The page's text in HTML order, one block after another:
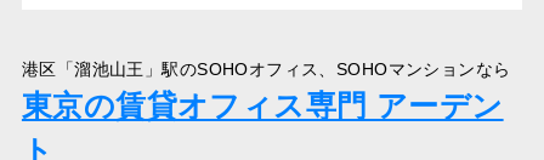
港区「溜池山王」駅のSOHOオフィス、SOHOマンションなら
東京の賃貸オフィス専門 アーデン
ト